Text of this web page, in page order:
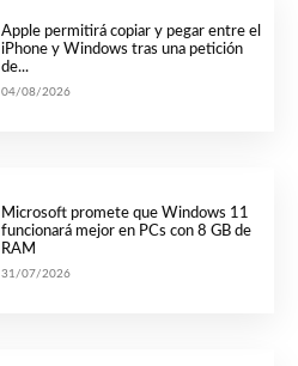
Apple permitirá copiar y pegar entre el
iPhone y Windows tras una petición
de...
04/08/2026
Microsoft promete que Windows 11
funcionará mejor en PCs con 8 GB de
RAM
31/07/2026